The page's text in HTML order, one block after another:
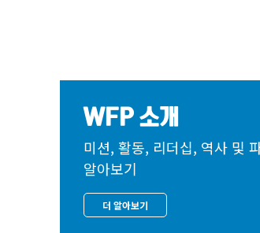
WFP 소개
미션, 활동, 리더십, 역사 및
알아보기
더 알아보기